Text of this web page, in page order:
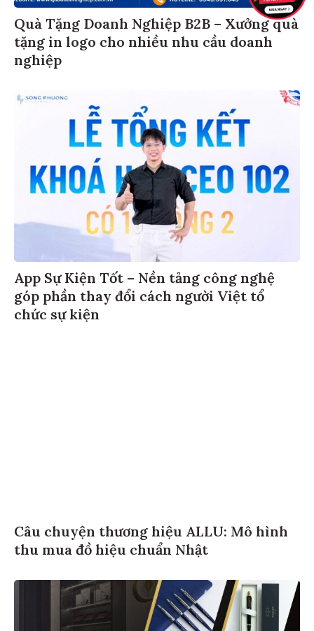
Quà Tặng Doanh Nghiệp B2B – Xưởng quà
tặng in logo cho nhiều nhu cầu doanh
nghiệp
App Sự Kiện Tốt – Nền tảng công nghệ
góp phần thay đổi cách người Việt tổ
chức sự kiện
Câu chuyện thương hiệu ALLU: Mô hình
thu mua đồ hiệu chuẩn Nhật